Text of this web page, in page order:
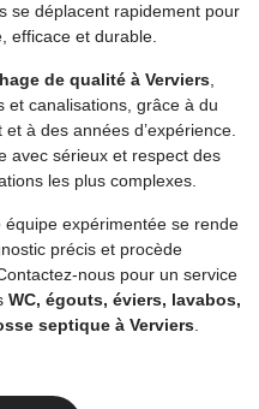
se déplacent rapidement pour
efficace et durable.
de qualité à Verviers,
et canalisations, grâce à du
à des années d’expérience.
avec sérieux et respect des
les plus complexes.
équipe expérimentée se rende
précis et procède
nous pour un service
WC, égouts, éviers, lavabos,
septique à Verviers.